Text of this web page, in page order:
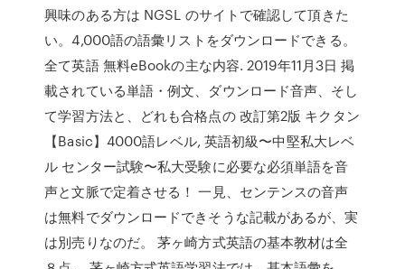
興味のある方は NGSL のサイトで確認して頂きた
い。4,000語の語彙リストをダウンロードできる。
全て英語 無料eBookの主な内容. 2019年11月3日 掲
載されている単語・例文、ダウンロード音声、そし
て学習方法と、どれも合格点の 改訂第2版 キクタン
【Basic】4000語レベル, 英語初級〜中堅私大レベ
ル センター試験〜私大受験に必要な必須単語を音
声と文脈で定着させる！ 一見、センテンスの音声
は無料でダウンロードできそうな記載があるが、実
は別売りなのだ。 茅ヶ崎方式英語の基本教材は全